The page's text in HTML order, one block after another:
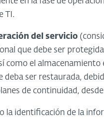
TI.
del servicio
que debe ser
como el
deba ser restaurada,
de continuidad,
la identificación de la